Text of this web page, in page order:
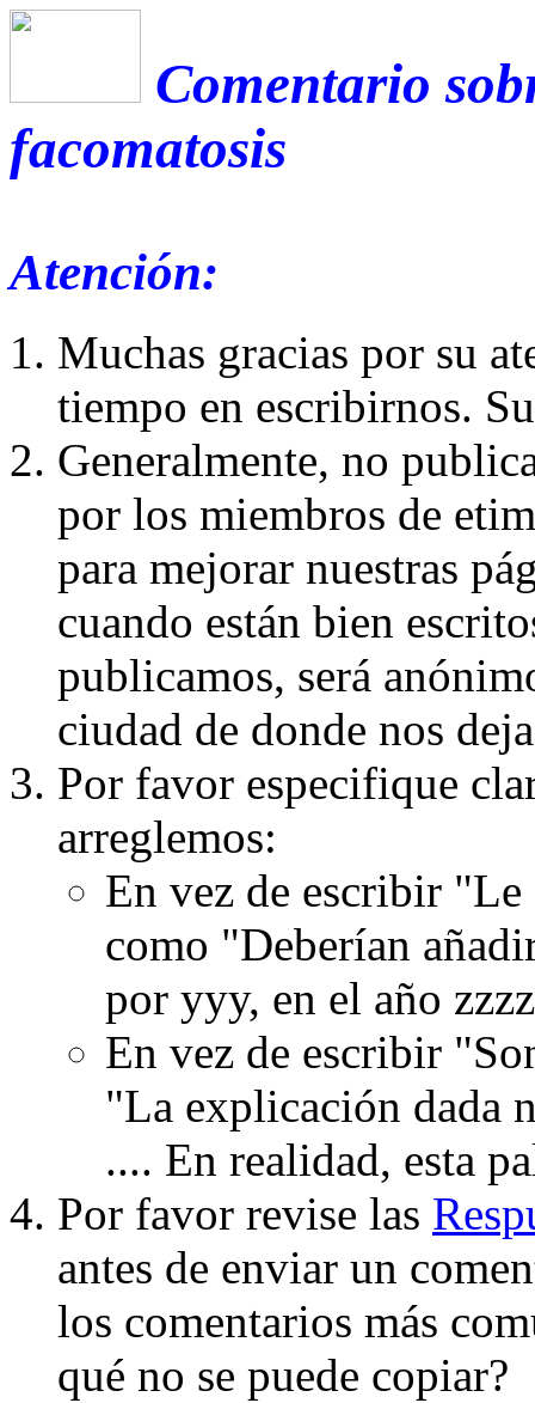
Comentario
facomatosis
Atención:
Muchas gracias por su
tiempo en escribirnos.
Generalmente, no
por los miembros de
para mejorar nuestras
cuando están bien
publicamos, será
ciudad de donde nos
Por favor especifique
arreglemos:
En vez de escribir
como "Deberían
por yyy, en el año
En vez de escribir
"La explicación dada
.... En realidad, esta
Por favor revise las
antes de enviar un
los comentarios más
qué no se puede copiar?